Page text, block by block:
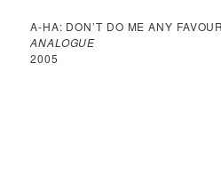
A-HA: DON’T DO ME ANY
ANALOGUE
2005